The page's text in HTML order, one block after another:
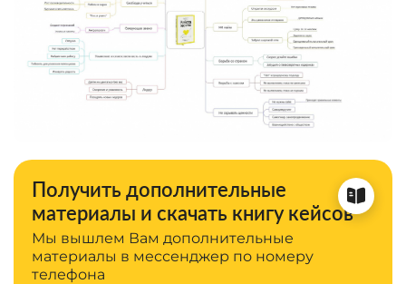
Получить дополнительные
материалы и скачать книгу кейсов
Мы вышлем Вам дополнительные
материалы в мессенджер по номеру
телефона